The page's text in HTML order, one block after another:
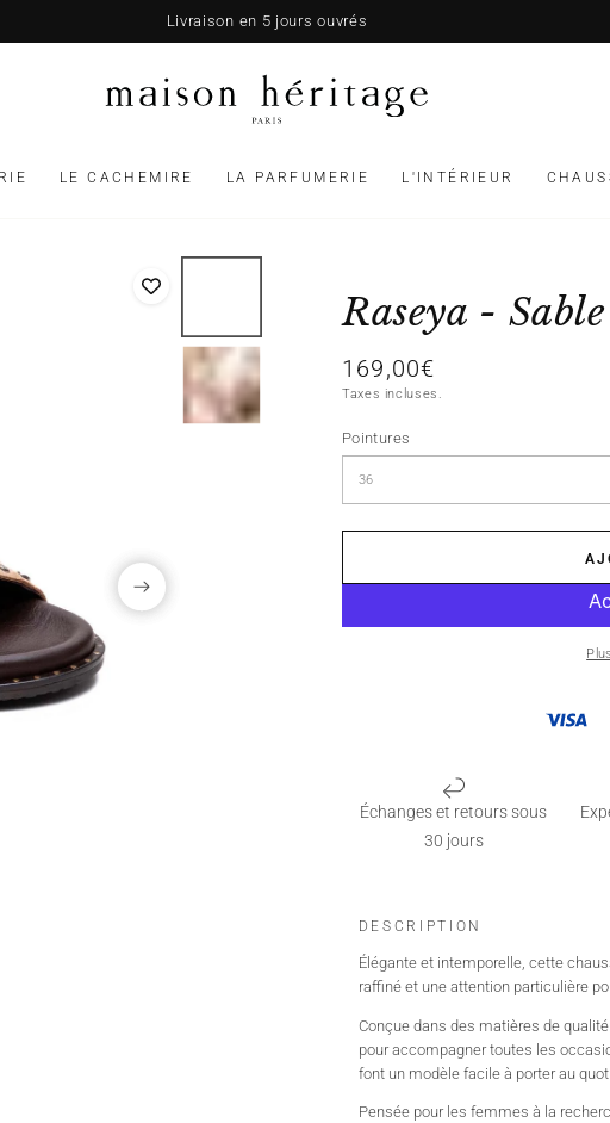
Livraison en 5 jours ouvrés
LE CACHEMIRE LA PARFUMERIE L'INTÉRIEUR
Raseya - Sable
Prix
normal
169,00€
Taxes incluses.
Pointures
Échanges et retours sous
30 jours
DESCRIPTION
Élégante et intemporelle, cette
raffiné et une attention particulière
Conçue dans des matières de
pour accompagner toutes les
font un modèle facile à porter au
Pensée pour les femmes à la